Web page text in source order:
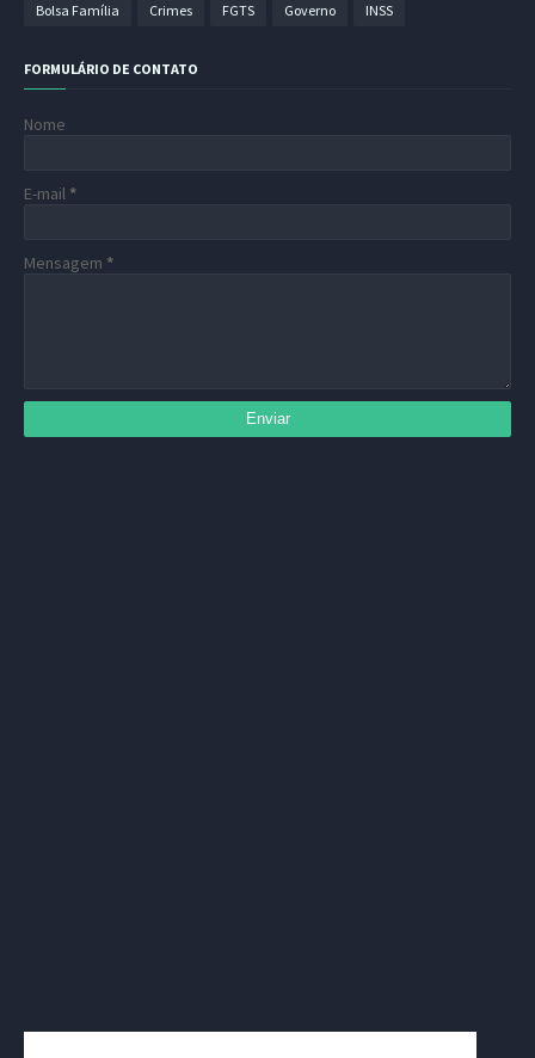
Bolsa Família Crimes FGTS Governo INSS
FORMULÁRIO DE CONTATO
Nome
E-mail *
Mensagem *